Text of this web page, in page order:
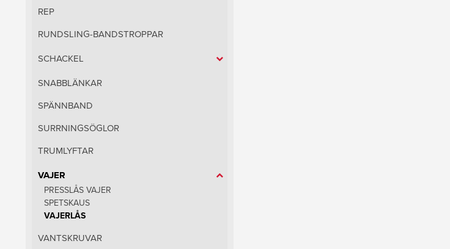
REP
RUNDSLING-BANDSTROPPAR
SCHACKEL
SNABBLÄNKAR
SPÄNNBAND
SURRNINGSÖGLOR
TRUMLYFTAR
VAJER
PRESSLÅS VAJER
SPETSKAUS
VAJERLÅS
VANTSKRUVAR